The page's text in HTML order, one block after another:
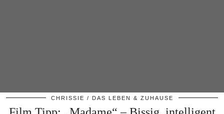
CHRISSIE DAS LEBEN & ZUHAUSE